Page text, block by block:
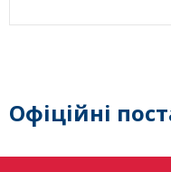
Офіційні